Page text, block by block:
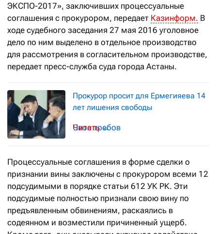
ЭКСПО-2017», заключивших процессуальные
соглашения с прокурором, передает Казинформ. В
ходе судебного заседания 27 мая 2016 уголовное
дело по ним выделено в отдельное производство
для рассмотрения в согласительном производстве,
передает пресс-служба суда города Астаны.
Прокурор просит для Ермегияева 14
лет лишения свободы
Свое требование прокурор озвучил
→
Процессуальные соглашения в форме сделки о
признании вины заключены с прокурором всеми 12
подсудимыми в порядке статьи 612 УК РК. Эти
подсудимые полностью признали свою вину по
предъявленным обвинениям, раскаялись в
содеянном и возместили причиненный ущерб.